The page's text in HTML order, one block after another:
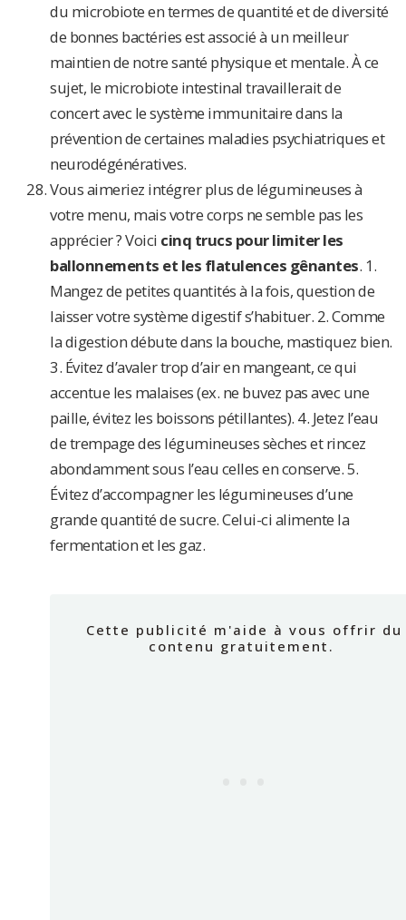
du microbiote en termes de quantité et de diversité
de bonnes bactéries est associé à un meilleur
maintien de notre santé physique et mentale. À ce
sujet, le microbiote intestinal travaillerait de
concert avec le système immunitaire dans la
prévention de certaines maladies psychiatriques et
neurodégénératives.
Vous aimeriez intégrer plus de légumineuses à
votre menu, mais votre corps ne semble pas les
apprécier ? Voici cinq trucs pour limiter les
ballonnements et les flatulences gênantes. 1.
Mangez de petites quantités à la fois, question de
laisser votre système digestif s’habituer. 2. Comme
la digestion débute dans la bouche, mastiquez bien.
3. Évitez d’avaler trop d’air en mangeant, ce qui
accentue les malaises (ex. ne buvez pas avec une
paille, évitez les boissons pétillantes). 4. Jetez l’eau
de trempage des légumineuses sèches et rincez
abondamment sous l’eau celles en conserve. 5.
Évitez d’accompagner les légumineuses d’une
grande quantité de sucre. Celui-ci alimente la
fermentation et les gaz.